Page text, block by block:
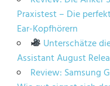
Praxistest – Die
Ear-Kopfhörern
Unterschätze
Assistant August
Review: Samsung